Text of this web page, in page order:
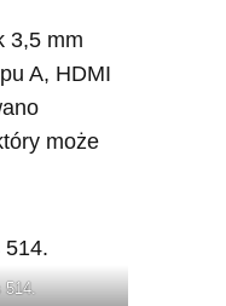
3,5 mm
A, HDMI
może
514.